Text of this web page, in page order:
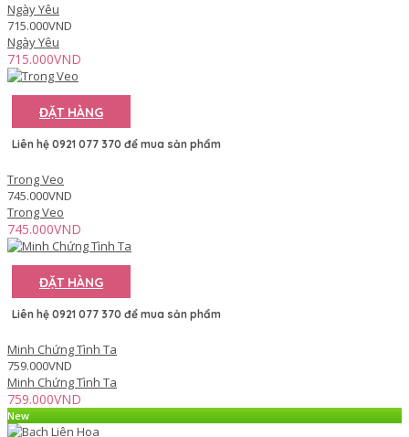
Ngày Yêu
715.000VND
Ngày Yêu
715.000VND
ĐẶT HÀNG
Liên hệ 0921 077 370 để mua sản phẩm
Trong Veo
745.000VND
Trong Veo
745.000VND
ĐẶT HÀNG
Liên hệ 0921 077 370 để mua sản phẩm
Minh Chứng Tình Ta
759.000VND
Minh Chứng Tình Ta
759.000VND
New